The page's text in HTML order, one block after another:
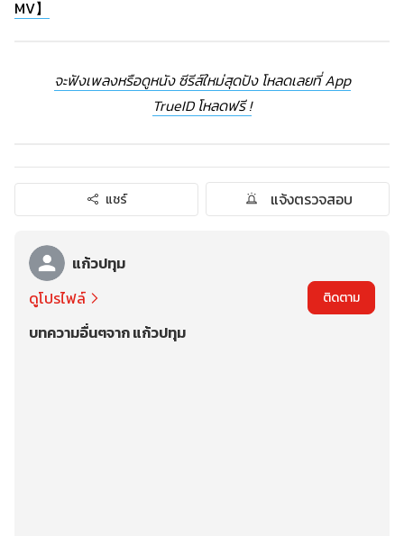
MV】
จะฟังเพลงหรือดูหนัง ซีรีส์ใหม่สุดปัง โหลดเลยที่ App
TrueID โหลดฟรี !
แชร์ แจ้งตรวจสอบ
แก้วปทุม
ดูโปรไฟล์
ติดตาม
บทความอื่นๆจาก แก้วปทุม